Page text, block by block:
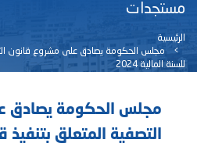
مستجدات
الرئيسية
مجلس الحكومة يصادق على مشروع قانون
للسنة المالية 2024
مجلس الحكومة يصادق
التصفية المتعلق بتنفيذ